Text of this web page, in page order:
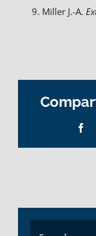
Miller J.-A.